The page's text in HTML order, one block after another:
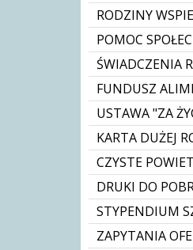
RODZINY
POMOC
ŚWIADCZENIA
FUNDUSZ
USTAWA "ZA
KARTA DUŻEJ
CZYSTE
DRUKI DO
STYPENDIUM
ZAPYTANIA